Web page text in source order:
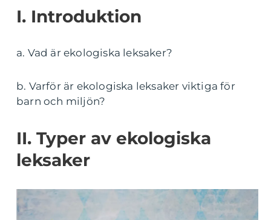
I. Introduktion
a. Vad är ekologiska leksaker?
b. Varför är ekologiska leksaker viktiga för
barn och miljön?
II. Typer av ekologiska
leksaker